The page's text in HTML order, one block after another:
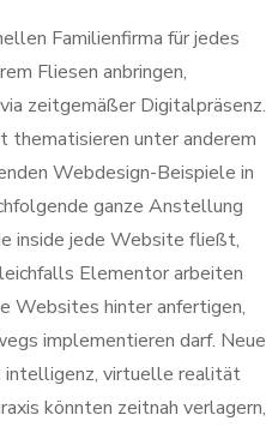
Familienfirma für jedes
Fliesen anbringen,
zeitgemäßer Digitalpräsenz.
thematisieren unter anderem
Webdesign-Beispiele in
ganze Anstellung
inside jede Website fließt,
Elementor arbeiten
Websites hinter anfertigen,
implementieren darf. Neue
intelligenz, virtuelle realität
könnten zeitnah verlagern,